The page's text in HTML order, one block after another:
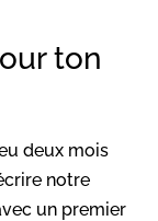
ton
deux mois
notre
un premier